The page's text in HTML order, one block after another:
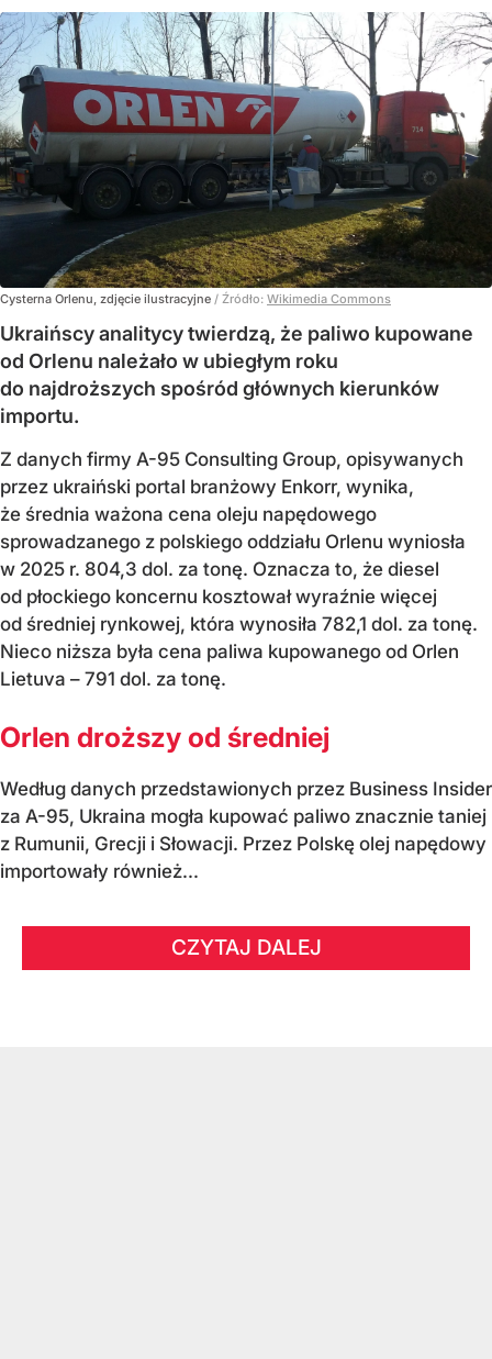
Cysterna Orlenu, zdjęcie ilustracyjne / Źródło: Wikimedia Commons
Ukraińscy analitycy twierdzą, że paliwo kupowane
od Orlenu należało w ubiegłym roku
do najdroższych spośród głównych kierunków
importu.
Z danych firmy A-95 Consulting Group, opisywanych
przez ukraiński portal branżowy Enkorr, wynika,
że średnia ważona cena oleju napędowego
sprowadzanego z polskiego oddziału Orlenu wyniosła
w 2025 r. 804,3 dol. za tonę. Oznacza to, że diesel
od płockiego koncernu kosztował wyraźnie więcej
od średniej rynkowej, która wynosiła 782,1 dol. za tonę.
Nieco niższa była cena paliwa kupowanego od Orlen
Lietuva – 791 dol. za tonę.
Orlen droższy od średniej
Według danych przedstawionych przez Business Insider
za A-95, Ukraina mogła kupować paliwo znacznie taniej
z Rumunii, Grecji i Słowacji. Przez Polskę olej napędowy
importowały również...
CZYTAJ DALEJ